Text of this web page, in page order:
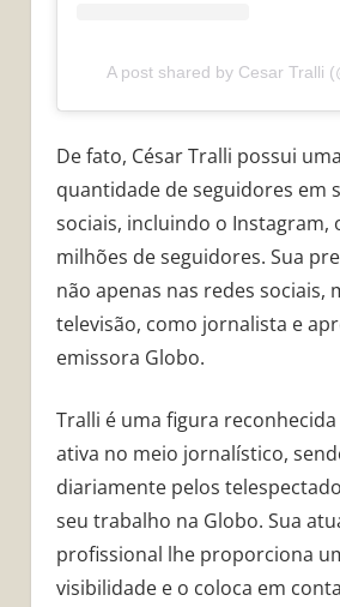
A post shared by Cesar Tralli
De fato, César Tralli possui
quantidade de seguidores em
sociais, incluindo o Instagram,
milhões de seguidores. Sua
não apenas nas redes sociais,
televisão, como jornalista e
emissora Globo.
Tralli é uma figura
ativa no meio jornalístico,
diariamente pelos
seu trabalho na Globo. Sua
profissional lhe proporciona
visibilidade e o coloca em